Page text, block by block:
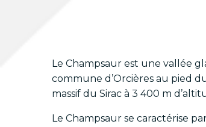
Le Champsaur est une vallée
commune d’Orcières au pied
massif du Sirac à 3 400 m
Le Champsaur se caractérise